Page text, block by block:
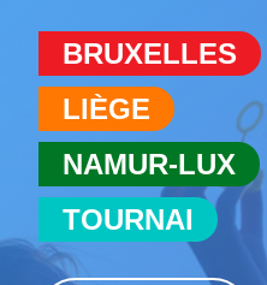
BRUXELLES
LIÈGE
NAMUR-LUX
TOURNAI